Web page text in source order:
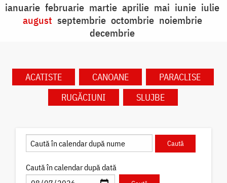
ianuarie februarie martie aprilie mai iunie iulie
august septembrie octombrie noiembrie
decembrie
ACATISTE CANOANE
PARACLISE
RUGĂCIUNI
SLUJBE
Caută în calendar după dată